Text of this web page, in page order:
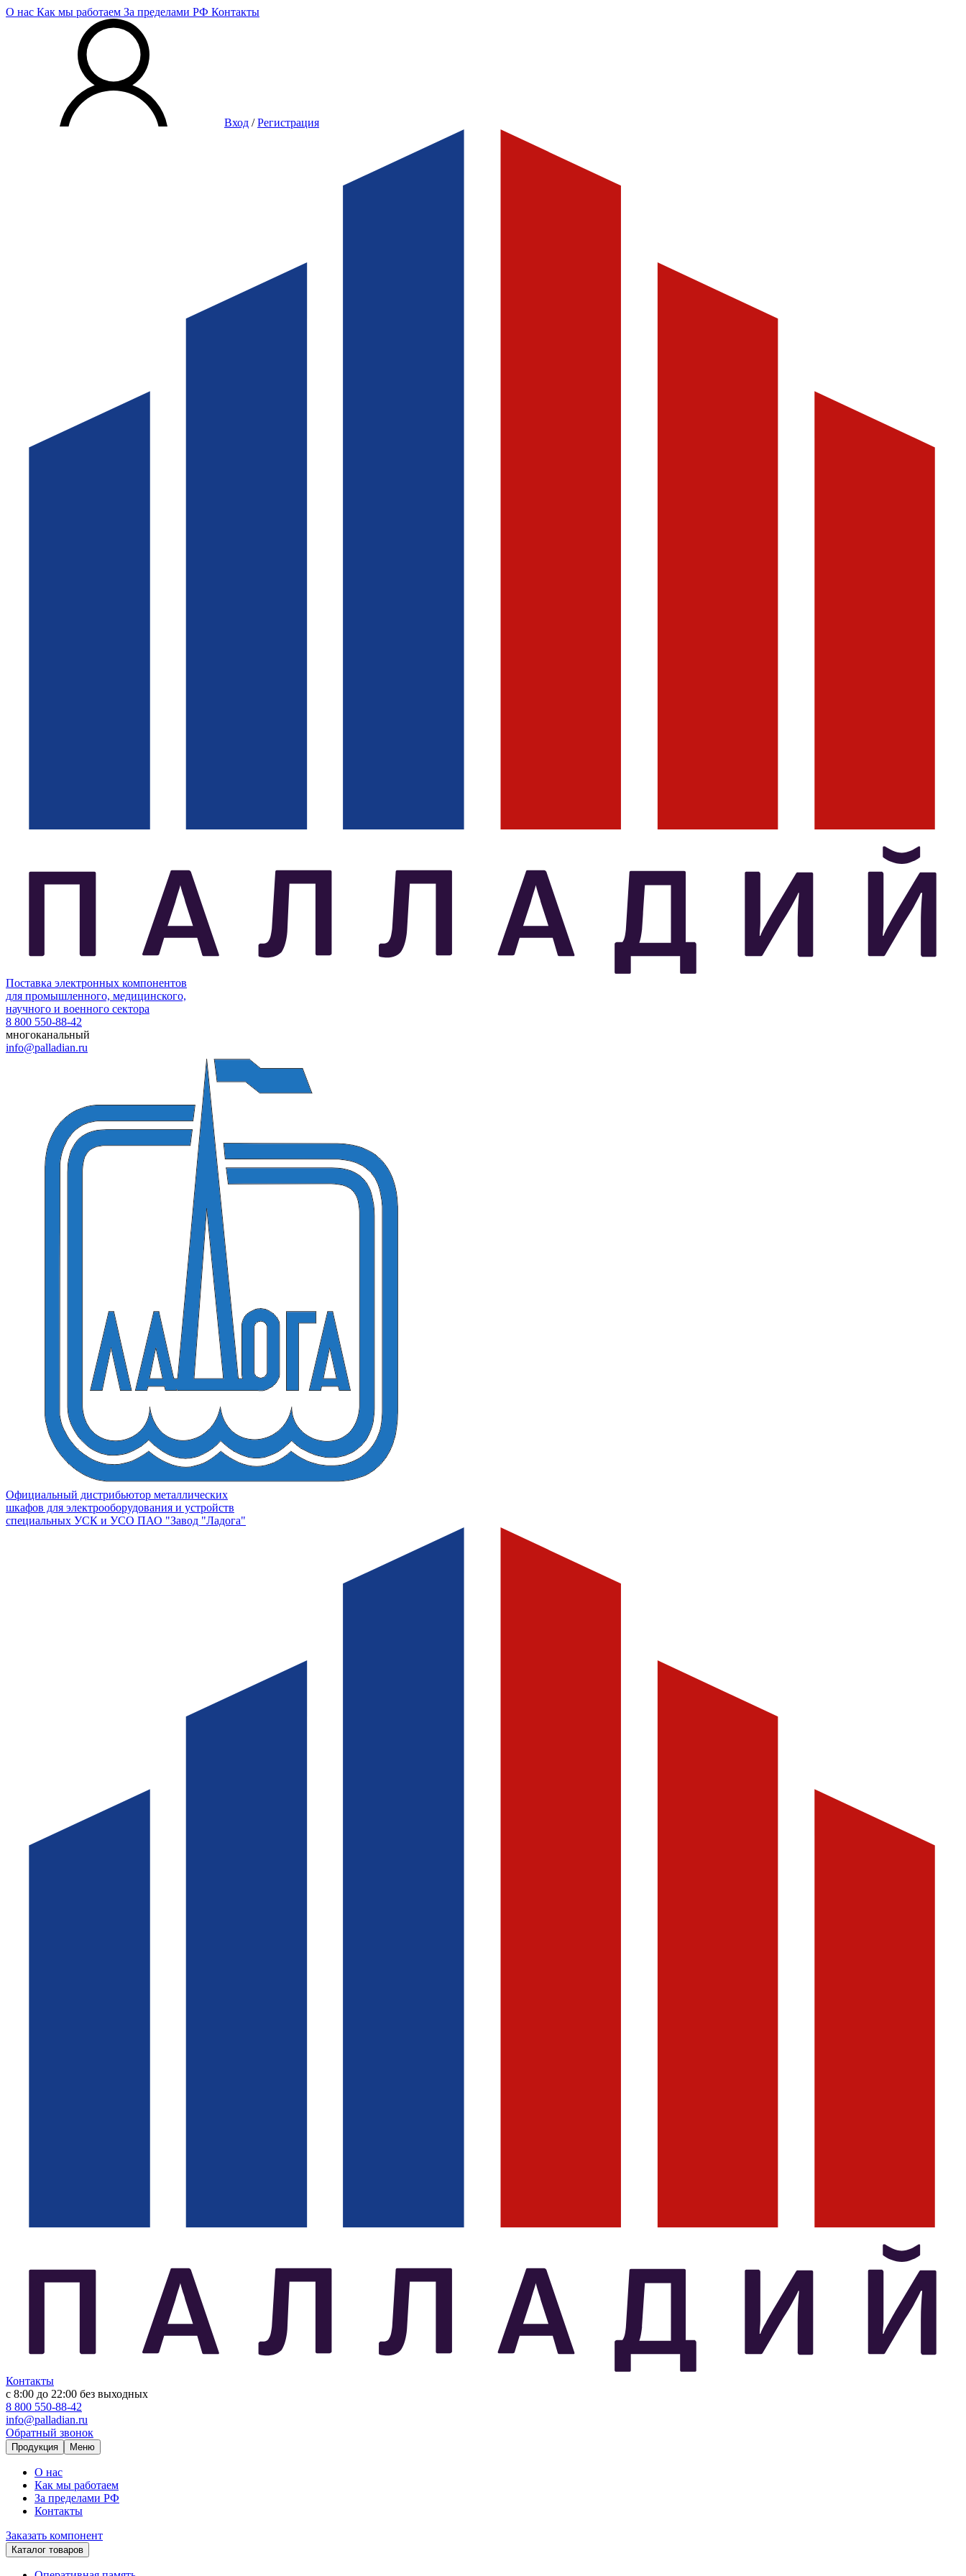
О нас Как мы работаем За пределами РФ Контакты
Вход /Регистрация
Поставка электронных компонентов
для промышленного, медицинского,
научного и военного сектора
8 800 550-88-42
многоканальный
info@palladian.ru
Официальный дистрибьютор металлических
шкафов для электрооборудования и устройств
специальных УСК и УСО ПАО "Завод "Ладога"
Контакты
с 8:00 до 22:00 без выходных
8 800 550-88-42
info@palladian.ru
Обратный звонок
Продукция Меню
О нас
Как мы работаем
За пределами РФ
Контакты
Заказать компонент
Каталог товаров